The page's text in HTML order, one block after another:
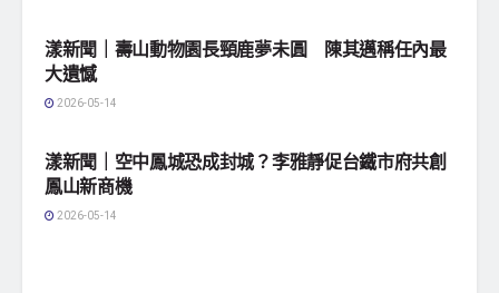
漾新聞｜壽山動物園長頸鹿夢未圓 陳其邁稱任內最
大遺憾
2026-05-14
漾新聞｜空中鳳城恐成封城？李雅靜促台鐵市府共創
鳳山新商機
2026-05-14